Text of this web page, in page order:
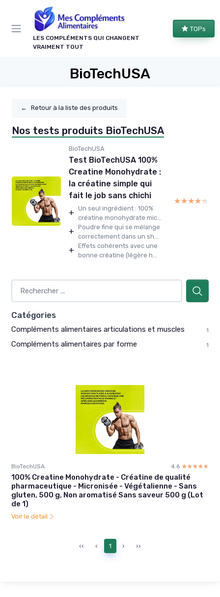
LES COMPLÉMENTS QUI CHANGENT
VRAIMENT TOUT
TOPs
BioTechUSA
← Retour à la liste des produits
Nos tests produits BioTechUSA
BioTechUSA
Test BioTechUSA 100%
Creatine Monohydrate :
la créatine simple qui
fait le job sans chichi
+ Un seul ingrédient : 100%
créatine monohydrate mic...
+ Poudre fine qui se mélange
correctement dans un sh...
+ Effets cohérents avec une
bonne créatine (légère h...
★★★★★
★★★★★
Catégories
Compléments alimentaires articulations et muscles 1
Compléments alimentaires par forme 1
BioTechUSA 4.6 ☆☆☆☆☆
★★★★★
100% Creatine Monohydrate - Créatine de qualité
pharmaceutique - Micronisée - Végétalienne - Sans
gluten, 500 g, Non aromatisé Sans saveur 500 g (Lot
de 1)
Voir le détail
‹‹ ‹ 1 › ››
Panneau de gestion des cookies